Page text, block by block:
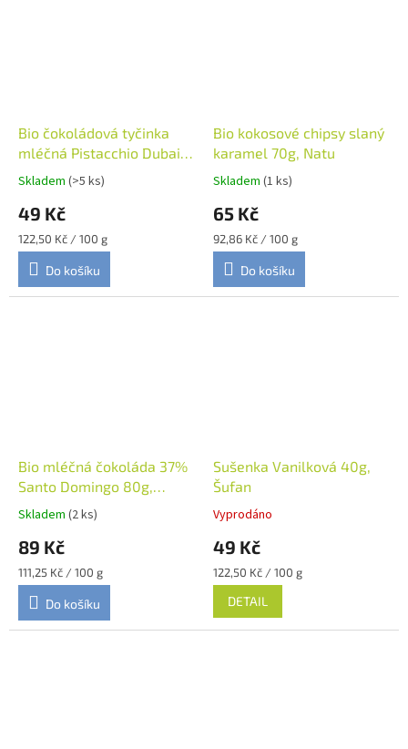
Bio čokoládová tyčinka
mléčná Pistacchio Dubai
style 40g, Vivani
Skladem (>5 ks)
49 Kč
Měrná
cena:
122,50 Kč / 100 g
Do košíku
Bio kokosové chipsy slaný
karamel 70g, Natu
Skladem (1 ks)
65 Kč
Měrná
cena:
92,86 Kč / 100 g
Do košíku
Bio mléčná čokoláda 37%
Santo Domingo 80g,
Vivani
Skladem (2 ks)
89 Kč
Měrná
cena:
111,25 Kč / 100 g
Do košíku
Sušenka Vanilková 40g,
Šufan
Vyprodáno
49 Kč
Měrná
cena:
122,50 Kč / 100 g
DETAIL